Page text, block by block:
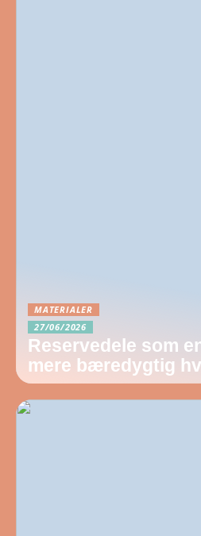
MATERIALER
27/06/2026
Reservedele som
mere bæredygtig